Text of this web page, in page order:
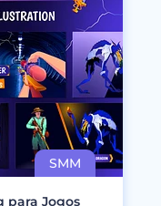
para Jogos